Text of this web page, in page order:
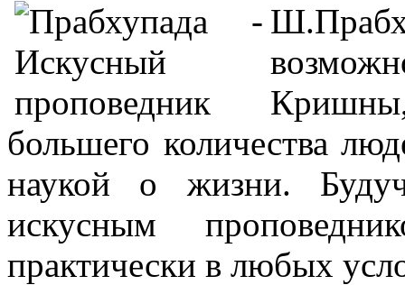
большего количества
наукой о жизни.
искусным
практически в любых